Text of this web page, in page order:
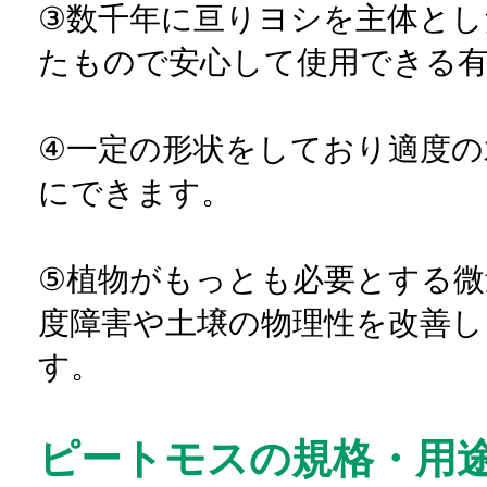
③数千年に亘りヨシを主体と
たもので安心して使用できる
④一定の形状をしており適度
にできます。
⑤植物がもっとも必要とする
度障害や土壌の物理性を改善
す。
ピートモスの規格・用